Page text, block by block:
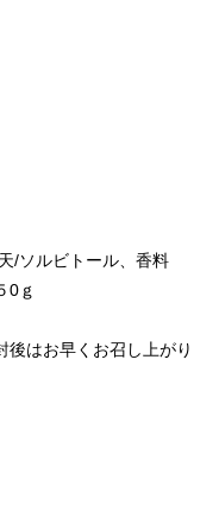
/ソルビトール、香料
0ｇ
はお早くお召し上がり